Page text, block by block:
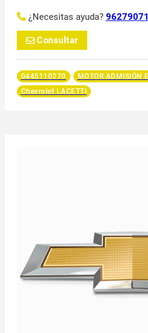
¿Necesitas ayuda?
Consultar
0445110270 MOTOR ADMISIÓN
Chevrolet LACETTI